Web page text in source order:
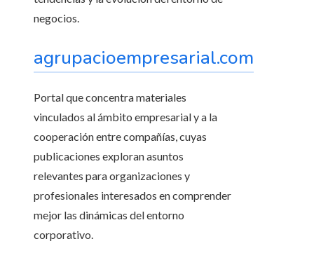
negocios.
agrupacioempresarial.com
Portal que concentra materiales
vinculados al ámbito empresarial y a la
cooperación entre compañías, cuyas
publicaciones exploran asuntos
relevantes para organizaciones y
profesionales interesados en comprender
mejor las dinámicas del entorno
corporativo.